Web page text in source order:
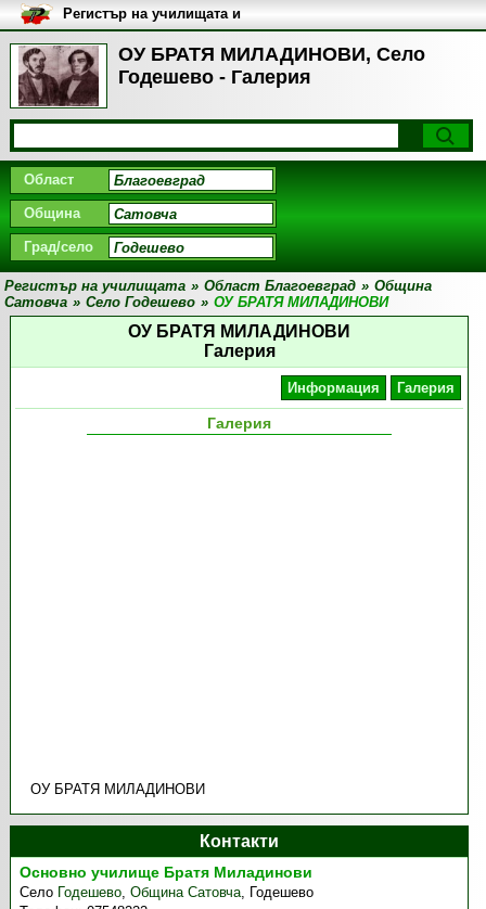
ОУ БРАТЯ МИЛАДИНОВИ, Село
Годешево - Галерия
Регистър на училищата и
университетите в България
Област
Община
Град/село
Регистър на училищата » Област Благоевград » Община
Сатовча » Село Годешево » ОУ БРАТЯ МИЛАДИНОВИ
ОУ БРАТЯ МИЛАДИНОВИ
Галерия
Информация Галерия
Галерия
ОУ БРАТЯ МИЛАДИНОВИ
Контакти
Основно училище Братя Миладинови
Село Годешево,Община Сатовча, Годешево